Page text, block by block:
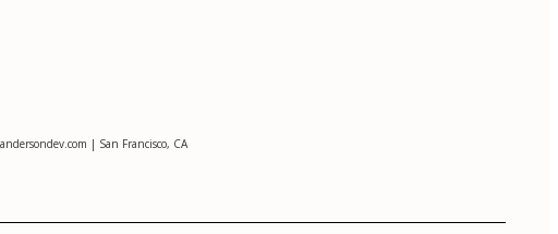
| San Francisco, CA